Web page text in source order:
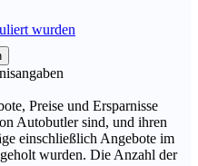
wurden
Preise und Ersparnisse
Autobutler sind, und ihren
einschließlich Angebote im
wurden. Die Anzahl der